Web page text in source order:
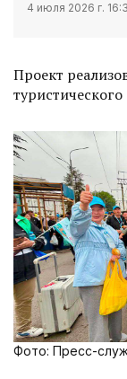
4 июля 2026 г.
Проект
Фото: Пресс-